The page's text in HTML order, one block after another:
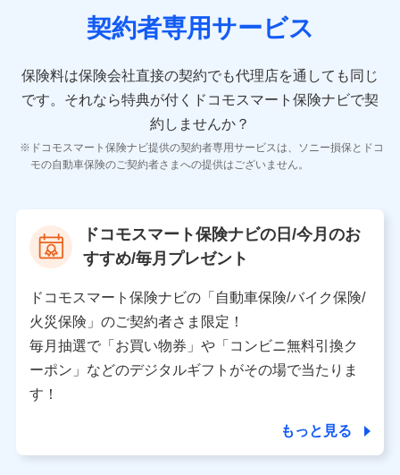
険契約に関する情報。例として、保険契約者及び被保険
者の氏名、住所、生年月日、性別、保険契約者と被保険
報、建物の構造や築年数などの情報、ペットの種類や年
齢などの情報などが含まれます。
【共同して利用する者の範囲】
当社
当社又は株式会社NTTドコモが提供する保険関連サービ
スにおけるユーザ登録受付および管理のため
を受けている保険会社・提携会社の保険その他に関する
情報を提供するため、また維持管理等の委託業務遂行の
ため、またそれらに付帯、関連する当社、株式会社NTT
ドコモおよび提携会社のサービスを案内、提供するため
（各サービスで取得したサービス利用履歴、ウェブサイ
トの閲覧履歴、購買履歴、ご契約内容等のパーソナルデ
ータを分析して、お客さまの趣味・嗜好・傾向に応じた
契約者専用サービス
保険料は保険会社直接の契約でも代理店を通しても同じ
です。 それなら特典が付くドコモスマート保険ナビで契
約しませんか？
ドコモスマート保険ナビ提供の契約者専用サービスは、ソニー損保とドコ
モの自動車保険のご契約者さまへの提供はございません。
ドコモスマート保険ナビの日/今月のお
すすめ/毎月プレゼント
ドコモスマート保険ナビの「自動車保険/バイク保険/
火災保険」のご契約者さま限定！
毎月抽選で「お買い物券」や「コンビニ無料引換ク
ーポン」などのデジタルギフトがその場で当たりま
す！
もっと見る